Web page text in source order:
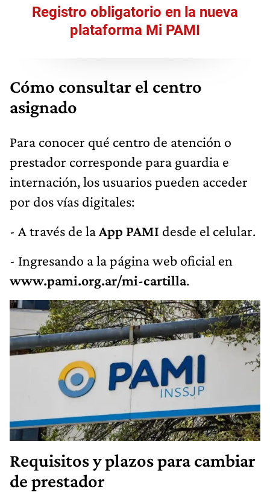
Registro obligatorio en la nueva
plataforma Mi PAMI
Cómo consultar el centro
asignado
Para conocer qué centro de atención o
prestador corresponde para guardia e
internación, los usuarios pueden acceder
por dos vías digitales:
- A través de laApp PAMI desde el celular.
- Ingresando a la página web oficial en
www.pami.org.ar/mi-cartilla.
Requisitos y plazos para cambiar
de prestador